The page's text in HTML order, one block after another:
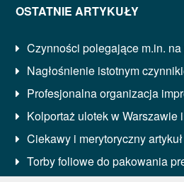
OSTATNIE ARTYKUŁY
Czynności polegające m.in.
Nagłośnienie istotnym
Profesjonalna organizacja
Kolportaż ulotek w Warszawie
Ciekawy i merytoryczny
Torby foliowe do pakowania